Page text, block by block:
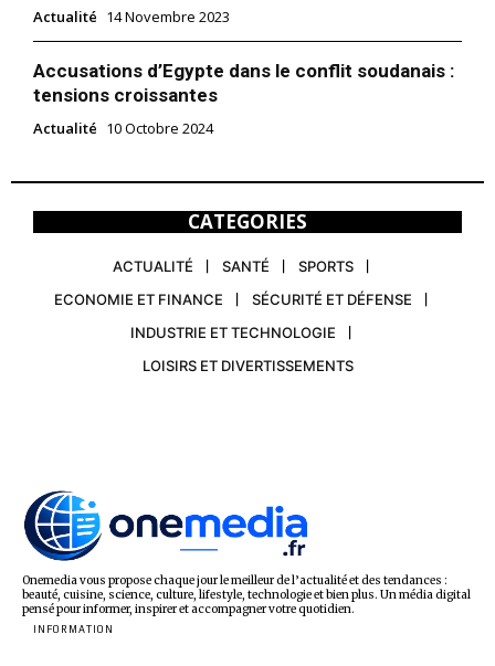
Actualité 14 Novembre 2023
Accusations d’Egypte dans le conflit soudanais :
tensions croissantes
Actualité 10 Octobre 2024
CATEGORIES
ACTUALITÉ SANTÉ
SPORTS
ECONOMIE ET FINANCE
SÉCURITÉ ET DÉFENSE
INDUSTRIE ET TECHNOLOGIE
LOISIRS ET DIVERTISSEMENTS
Onemedia vous propose chaque jour le meilleur de l’actualité et des tendances :
beauté, cuisine, science, culture, lifestyle, technologie et bien plus. Un média digital
pensé pour informer, inspirer et accompagner votre quotidien.
INFORMATION